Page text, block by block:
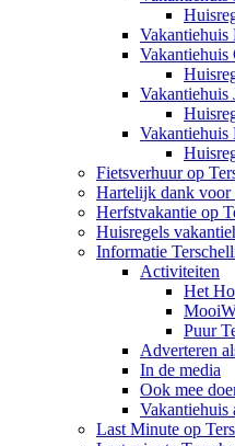
Vakantiehuis
Vakantiehuis
Vakantiehuis
Vakantiehuis
Fietsverhuur op
Hartelijk dank voor
Herfstvakantie op
Huisregels
Informatie
Activiteiten
Het
Puur
Adverteren
In de media
Ook mee
Vakantiehuis
Last Minute op